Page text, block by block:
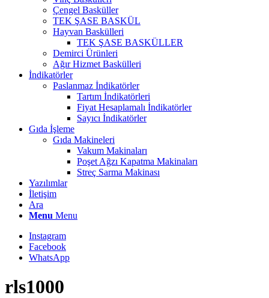
Çengel Basküller
TEK ŞASE BASKÜL
Hayvan Baskülleri
TEK ŞASE BASKÜLLER
Demirci Ürünleri
Ağır Hizmet Baskülleri
İndikatörler
Paslanmaz İndikatörler
Tartım İndikatörleri
Fiyat Hesaplamalı İndikatörler
Sayıcı İndikatörler
Gıda İşleme
Gıda Makineleri
Vakum Makinaları
Poşet Ağzı Kapatma Makinaları
Streç Sarma Makinası
Yazılımlar
İletişim
Ara
Menu Menu
Instagram
Facebook
WhatsApp
rls1000